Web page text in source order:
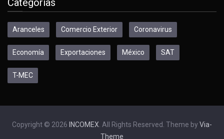
Aranceles Comercio Exterior Coronavirus
Economía Exportaciones México SAT
T-MEC
Copyright © 2026 INCOMEX . All Rights Reserved. Theme by Via-
Theme